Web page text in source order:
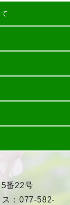
番22号
：077-582-